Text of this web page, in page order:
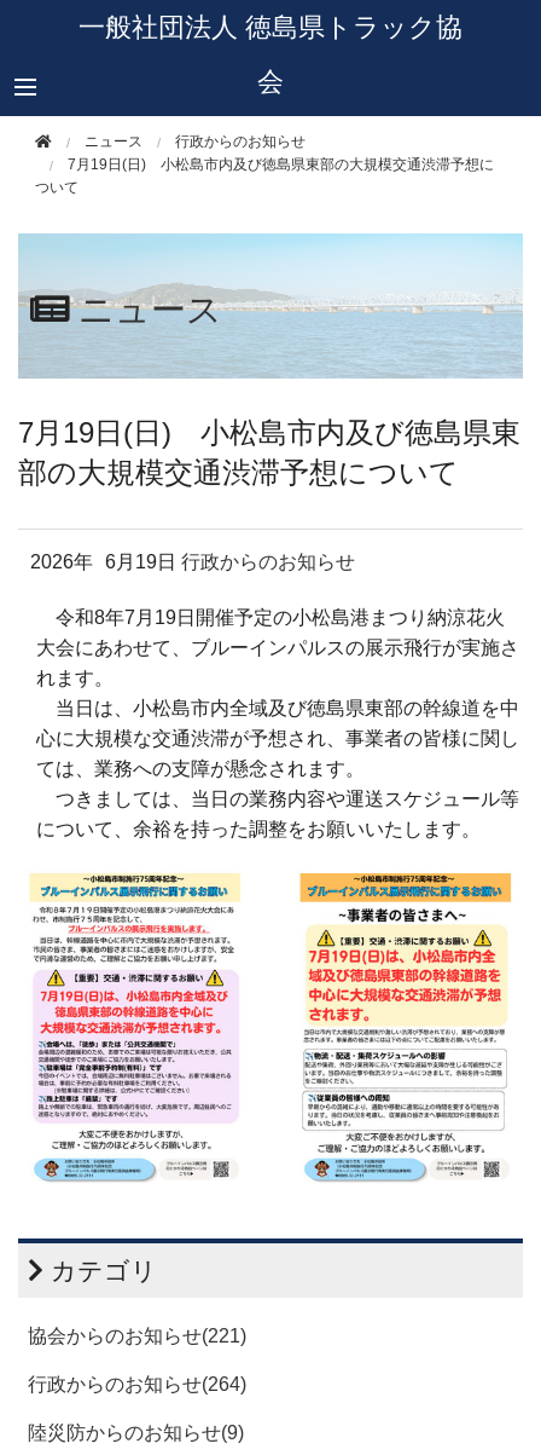
一般社団法人 徳島県トラック協
会
ニュース
行政からのお知らせ
7月19日(日) 小松島市内及び徳島県東部の大規模交通渋滞予想に
ついて
ニュース
7月19日(日) 小松島市内及び徳島県東
部の大規模交通渋滞予想について
2026年 6月19日 行政からのお知らせ
令和8年7月19日開催予定の小松島港まつり納涼花火
大会にあわせて、ブルーインパルスの展示飛行が実施さ
れます。
当日は、小松島市内全域及び徳島県東部の幹線道を中
心に大規模な交通渋滞が予想され、事業者の皆様に関し
ては、業務への支障が懸念されます。
つきましては、当日の業務内容や運送スケジュール等
について、余裕を持った調整をお願いいたします。
カテゴリ
協会からのお知らせ(221)
行政からのお知らせ(264)
陸災防からのお知らせ(9)